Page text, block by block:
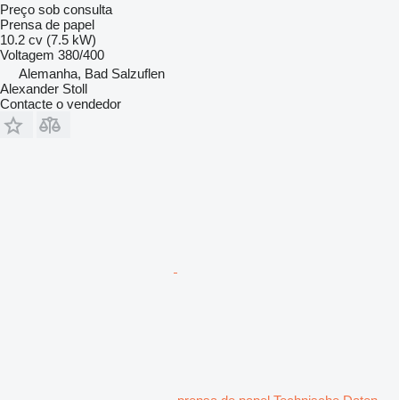
Preço sob consulta
Prensa de papel
10.2 cv (7.5 kW)
Voltagem 380/400
Alemanha, Bad Salzuflen
Alexander Stoll
Contacte o vendedor